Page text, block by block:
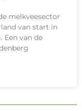
melkveesector
van start in
Een van de